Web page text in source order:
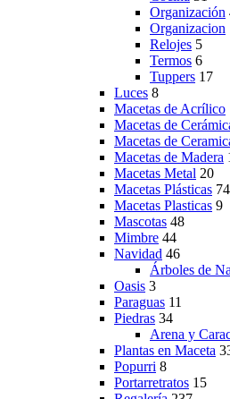
Organización
Organizacion
Relojes 5
Termos 6
Tuppers 17
Luces 8
Macetas de Acrílico
Macetas de
Macetas de
Macetas de Madera
Macetas Metal 20
Macetas Plásticas 74
Macetas Plasticas 9
Mascotas 48
Mimbre 44
Navidad 46
Árboles de
Oasis 3
Paraguas 11
Piedras 34
Arena y
Plantas en Maceta
Popurri 8
Portarretratos 15